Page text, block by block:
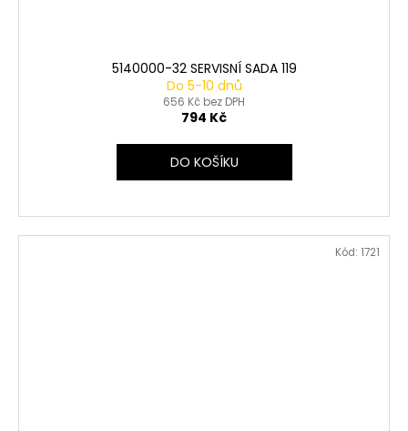
5140000-32 SERVISNÍ SADA 119
Do 5-10 dnů
656 Kč bez DPH
794 Kč
DO KOŠÍKU
Kód: 1721